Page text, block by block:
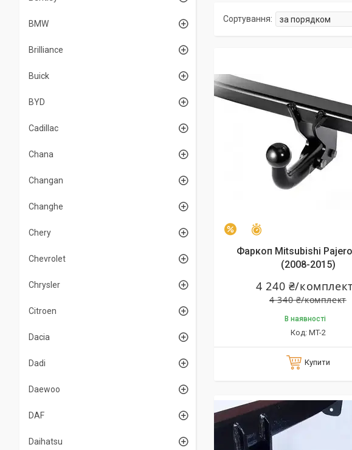
–2%
Фаркоп Mitsubishi
(2008-2015)
4 340 ₴/комплект
4 240 ₴/
В наявності
MT-2
Купити
BMW
Brilliance
Buick
BYD
Cadillac
Chana
Changan
Changhe
Chery
Chevrolet
Chrysler
Citroen
Dacia
Dadi
Daewoo
DAF
Daihatsu